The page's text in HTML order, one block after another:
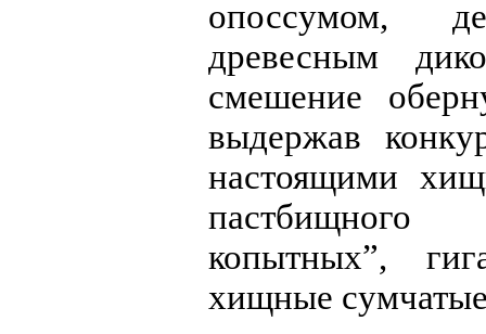
опоссумом,
древесным
смешение
выдержав
настоящими
пастбищного
копытных”,
хищные